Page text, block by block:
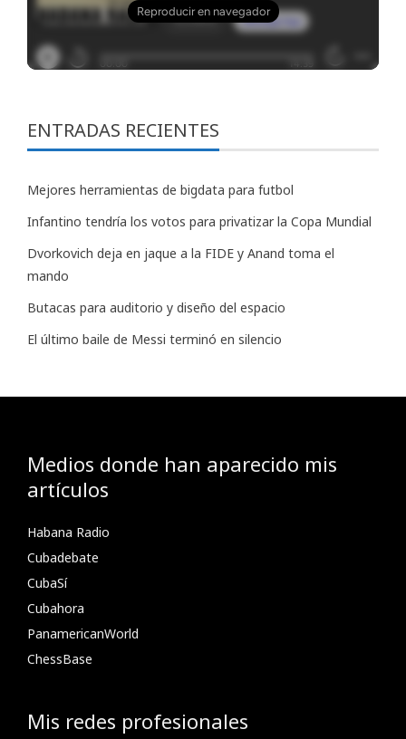
ENTRADAS RECIENTES
Mejores herramientas de bigdata para futbol
Infantino tendría los votos para privatizar la Copa Mundial
Dvorkovich deja en jaque a la FIDE y Anand toma el
mando
Butacas para auditorio y diseño del espacio
El último baile de Messi terminó en silencio
Medios donde han aparecido mis
artículos
Habana Radio
Cubadebate
CubaSí
Cubahora
PanamericanWorld
ChessBase
Mis redes profesionales